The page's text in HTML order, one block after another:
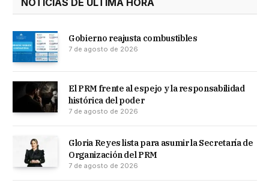
NOTICIAS DE ULTIMA HORA
Gobierno reajusta combustibles
7 de agosto de 2026
El PRM frente al espejo y la responsabilidad
histórica del poder
7 de agosto de 2026
Gloria Reyes lista para asumir la Secretaría de
Organización del PRM
7 de agosto de 2026